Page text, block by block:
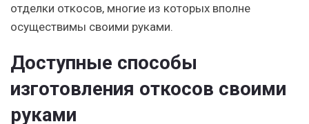
отделки откосов, многие из которых вполне
осуществимы своими руками.
Доступные способы
изготовления откосов своими
руками